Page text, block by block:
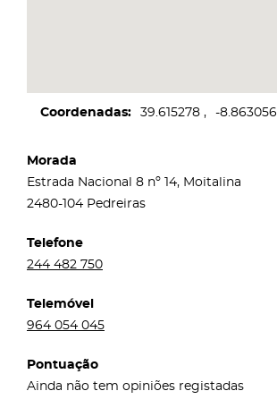
Coordenadas 39.615278 -8.863056
Morada
Estrada Nacional 8 nº 14, Moitalina
2480-104 Pedreiras
Telefone
244 482 750
Telemóvel
964 054 045
Pontuação
Ainda não tem opiniões registadas